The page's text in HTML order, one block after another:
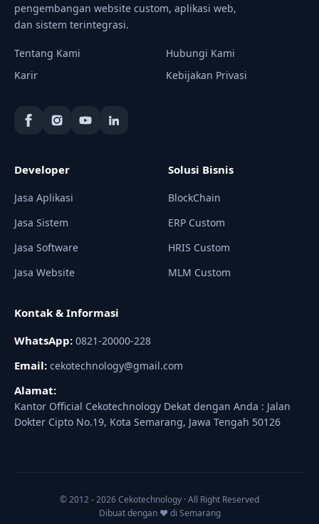
pengembangan website custom, aplikasi web,
dan sistem terintegrasi.
Tentang Kami
Hubungi Kami
Karir
Kebijakan Privasi
Developer
Jasa Aplikasi
Jasa Sistem
Jasa Software
Jasa Website
Solusi Bisnis
BlockChain
ERP Custom
HRIS Custom
MLM Custom
Kontak & Informasi
WhatsApp: 0821-20000-228
Email: cekotechnology@gmail.com
Alamat:
Kantor Official Cekotechnology Dekat dengan Anda : Jalan
Dokter Cipto No.19, Kota Semarang, Jawa Tengah 50126
© 2012 - 2026 Cekotechnology · All Right Reserved
Dibuat dengan ♥ di Semarang